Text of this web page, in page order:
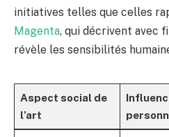
initiatives telles que celles
Magenta, qui décrivent avec
révèle les sensibilités
Aspect social de
l’art